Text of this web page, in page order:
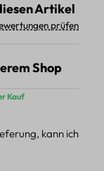
Artikel
prüfen
Shop
Kauf
kann ich